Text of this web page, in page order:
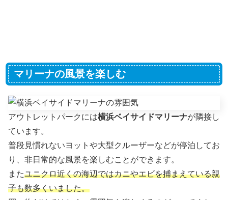
マリーナの風景を楽しむ
アウトレットパークには横浜ベイサイドマリーナが隣接し
ています。
普段見慣れないヨットや大型クルーザーなどが停泊してお
り、非日常的な風景を楽しむことができます。
またユニクロ近くの海辺ではカニやエビを捕まえている親
子も数多くいました。